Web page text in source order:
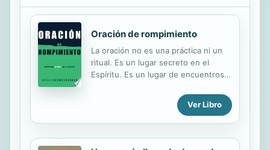
Oración de rompimiento
La oración no es una práctica ni un
ritual. Es un lugar secreto en el
Espíritu. Es un lugar de encuentros
donde le expresamos nuestro amor y
entramos en las dimensiones de Su
gloria y poder. Allí es donde
guía para la vida; es donde somos
Ver Libro